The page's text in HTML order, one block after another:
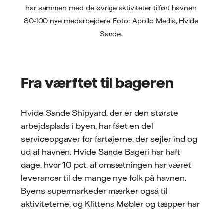
har sammen med de øvrige aktiviteter tilført havnen
80-100 nye medarbejdere. Foto: Apollo Media, Hvide
Sande.
Fra værftet til bageren
Hvide Sande Shipyard, der er den største
arbejdsplads i byen, har fået en del
serviceopgaver for fartøjerne, der sejler ind og
ud af havnen. Hvide Sande Bageri har haft
dage, hvor 10 pct. af omsætningen har været
leverancer til de mange nye folk på havnen.
Byens supermarkeder mærker også til
aktiviteterne, og Klittens Møbler og tæpper har